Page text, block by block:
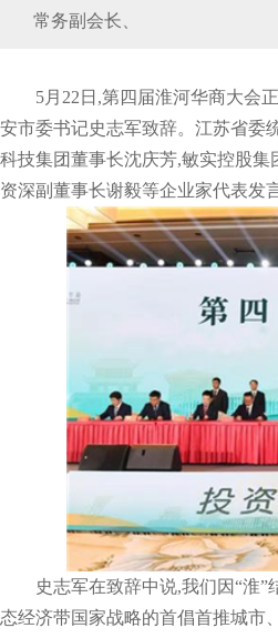
常务副会长、
5月22日,第四届淮河华商大会
安市委书记史志军致辞。江苏省委
科技集团董事长沈庆芳,敏实控股
资深副董事长谢毅等企业家代表发言
史志军在致辞中说,我们因“淮
态经济带国家战略的首倡首推城市